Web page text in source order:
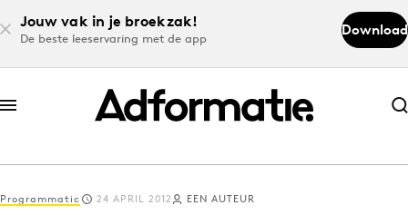
Jouw vak in je broekzak!
De beste leeservaring met de app
Download
Abonneer nu
Abonneer nu
Log in
Programmatic 24 APRIL 2012 EEN AUTEUR